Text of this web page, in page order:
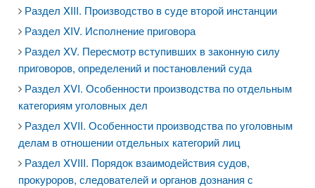
Раздел XIII. Производство в суде второй инстанции
Раздел XIV. Исполнение приговора
Раздел XV. Пересмотр вступивших в законную силу
приговоров, определений и постановлений суда
Раздел XVI. Особенности производства по отдельным
категориям уголовных дел
Раздел XVII. Особенности производства по уголовным
делам в отношении отдельных категорий лиц
Раздел XVIII. Порядок взаимодействия судов,
прокуроров, следователей и органов дознания с